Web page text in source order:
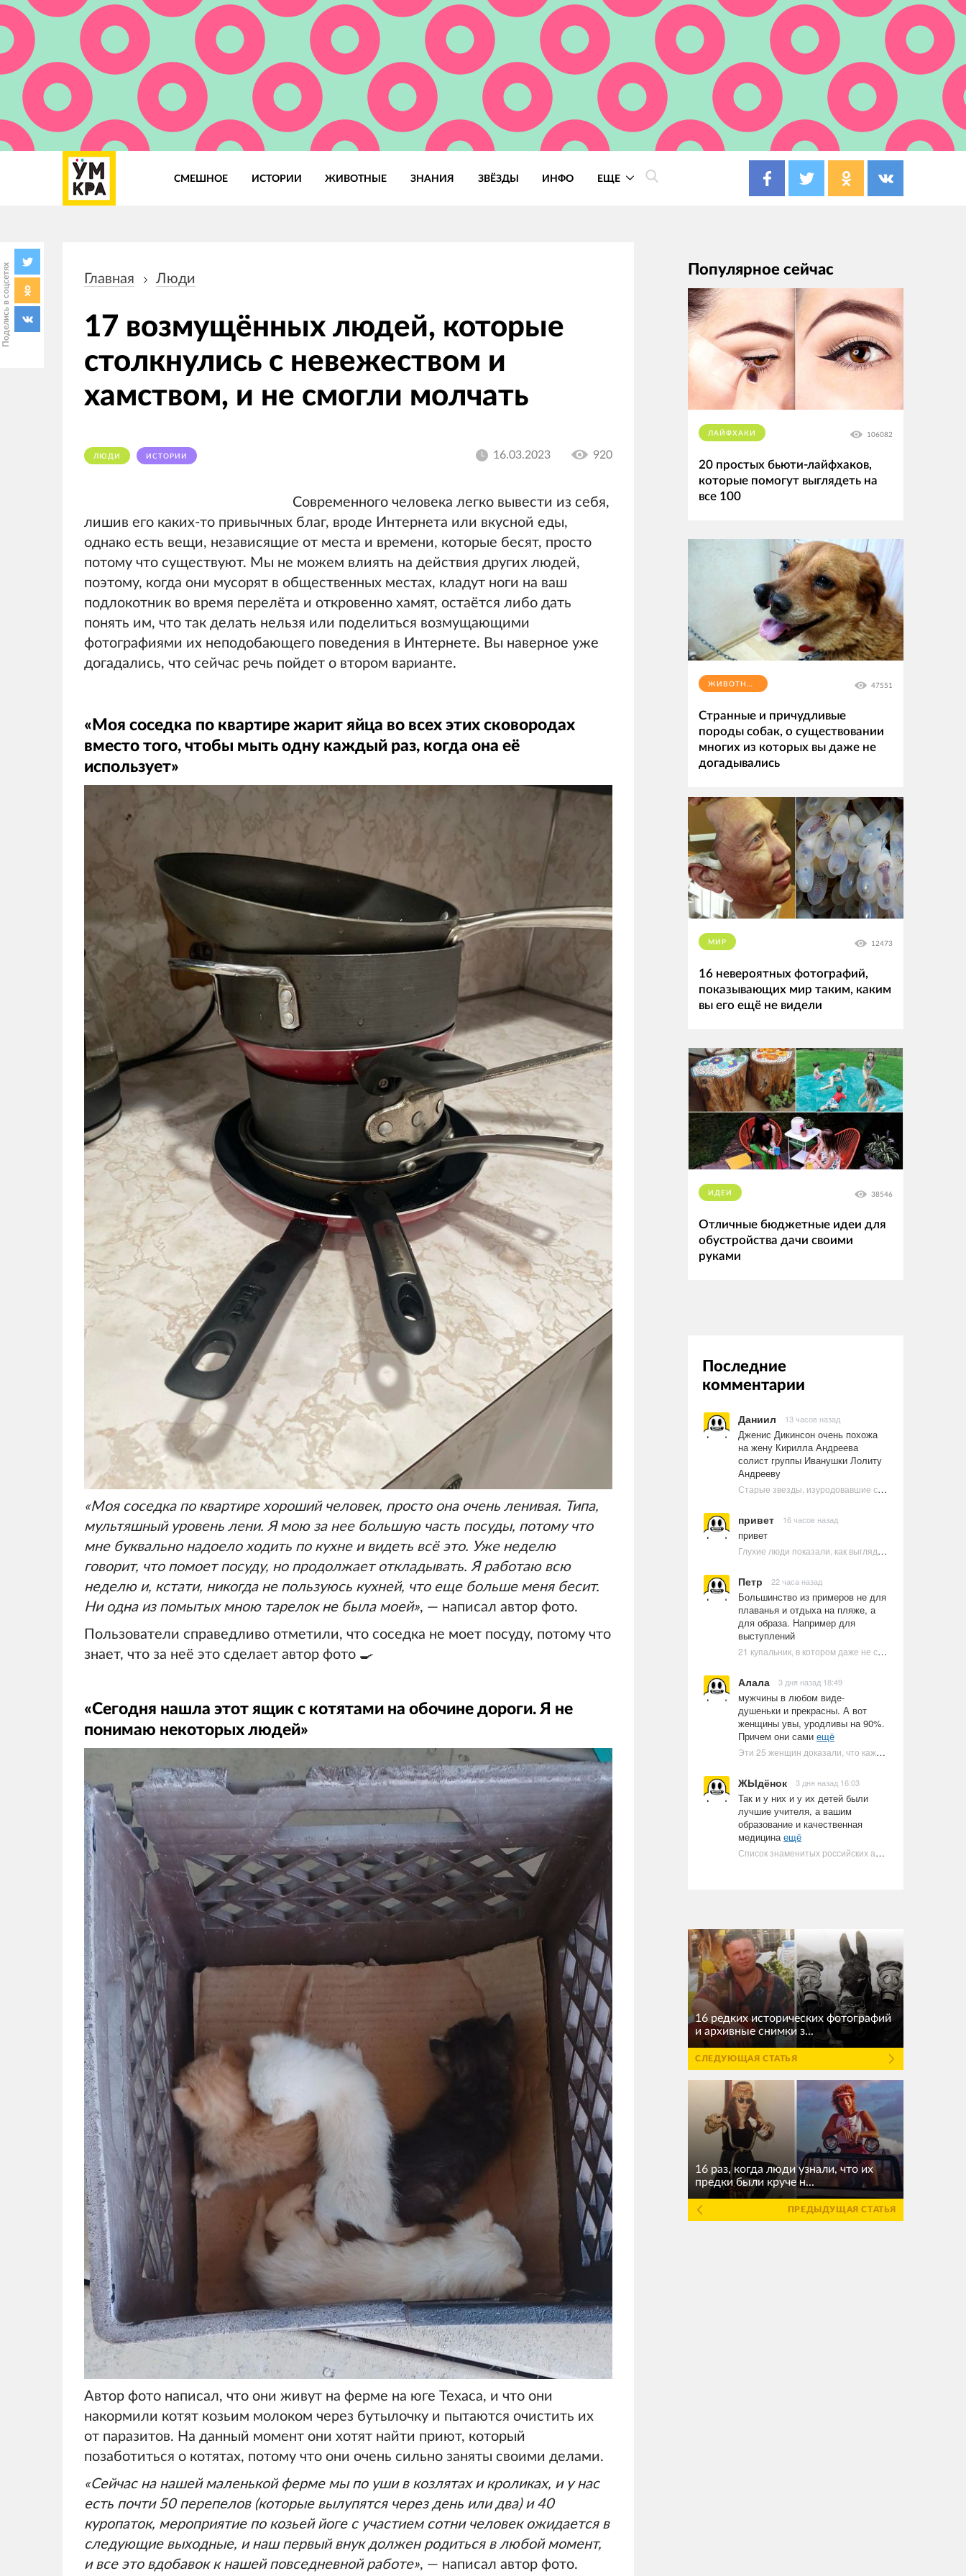
СМЕШНОЕ ИСТОРИИ ЖИВОТНЫЕ ЗНАНИЯ ЗВЁЗДЫ ИНФО ЕЩЕ
Поделись в соцсетях навигации
Главная Люди
17 возмущённых людей, которые
столкнулись с невежеством и
хамством, и не смогли молчать
ЛЮДИ ИСТОРИИ 16.03.2023 920
Современного человека легко вывести из себя,
лишив его каких-то привычных благ, вроде Интернета или вкусной еды,
однако есть вещи, независящие от места и времени, которые бесят, просто
потому что существуют. Мы не можем влиять на действия других людей,
поэтому, когда они мусорят в общественных местах, кладут ноги на ваш
подлокотник во время перелёта и откровенно хамят, остаётся либо дать
понять им, что так делать нельзя или поделиться возмущающими
фотографиями их неподобающего поведения в Интернете. Вы наверное уже
догадались, что сейчас речь пойдет о втором варианте.
«Моя соседка по квартире жарит яйца во всех этих сковородах
вместо того, чтобы мыть одну каждый раз, когда она её
использует»
«Моя соседка по квартире хороший человек, просто она очень ленивая. Типа,
мультяшный уровень лени. Я мою за нее большую часть посуды, потому что
мне буквально надоело ходить по кухне и видеть всё это. Уже неделю
говорит, что помоет посуду, но продолжает откладывать. Я работаю всю
неделю и, кстати, никогда не пользуюсь кухней, что еще больше меня бесит.
Ни одна из помытых мною тарелок не была моей», — написал автор фото.
Пользователи справедливо отметили, что соседка не моет посуду, потому что
знает, что за неё это сделает автор фото 🍳
«Сегодня нашла этот ящик с котятами на обочине дороги. Я не
понимаю некоторых людей»
Автор фото написал, что они живут на ферме на юге Техаса, и что они
накормили котят козьим молоком через бутылочку и пытаются очистить их
от паразитов. На данный момент они хотят найти приют, который
позаботиться о котятах, потому что они очень сильно заняты своими делами.
«Сейчас на нашей маленькой ферме мы по уши в козлятах и кроликах, и у нас
есть почти 50 перепелов (которые вылупятся через день или два) и 40
куропаток, мероприятие по козьей йоге с участием сотни человек ожидается в
следующие выходные, и наш первый внук должен родиться в любой момент,
и все это вдобавок к нашей повседневной работе», — написал автор фото.
Популярное сейчас
ЛАЙФХАКИ 106082
20 простых бьюти-лайфхаков,
которые помогут выглядеть на
все 100
ЖИВОТНЫЕ 47551
Странные и причудливые
породы собак, о существовании
многих из которых вы даже не
догадывались
МИР 12473
16 невероятных фотографий,
показывающих мир таким, каким
вы его ещё не видели
ИДЕИ 38546
Отличные бюджетные идеи для
обустройства дачи своими
руками
Последние
комментарии
Даниил 13 часов назад
Дженис Дикинсон очень похожа
на жену Кирилла Андреева
солист группы Иванушки Лолиту
Андрееву
Старые звезды, изуродовавшие себя пластикой
привет 16 часов назад
привет
Глухие люди показали, как выглядят ругательства на языке жестов
Петр 22 часа назад
Большинство из примеров не для
плаванья и отдыха на пляже, а
для образа. Например для
выступлений
21 купальник, в котором даже не стоит пытаться плавать
Алала 3 дня назад 18:49
мужчины в любом виде-
душеньки и прекрасны. А вот
женщины увы, уродливы на 90%.
Причем они сами ещё
Эти 25 женщин доказали, что каждое тело имеет право быть в бикини
ЖЫдёнок 3 дня назад 16:03
Так и у них и у их детей были
лучшие учителя, а вашим
образование и качественная
медицинаещё
Список знаменитых российских артистов-евреев | Ультрамарин
16 редких исторических фотографий
и архивные снимки з...
СЛЕДУЮЩАЯ СТАТЬЯ
16 раз, когда люди узнали, что их
предки были круче н...
ПРЕДЫДУЩАЯ СТАТЬЯ